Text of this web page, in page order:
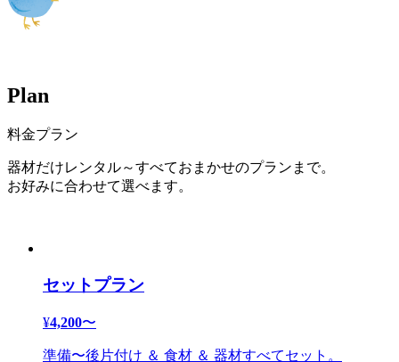
Plan
料金プラン
器材だけレンタル～すべておまかせのプランまで。
お好みに合わせて選べます。
セットプラン
¥4,200〜
準備〜後片付け ＆ 食材 ＆ 器材すべてセット。